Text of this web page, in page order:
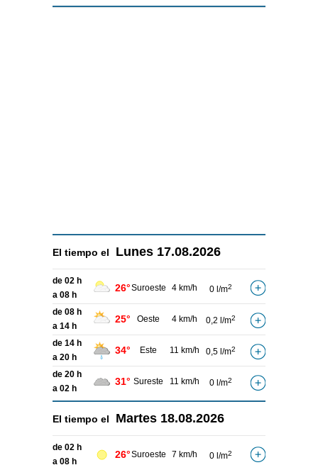
El tiempo el Lunes 17.08.2026
de 02 h
a 08 h
26°Suroeste 4 km/h 0 l/m2
de 08 h
a 14 h
25° Oeste 4 km/h 0,2 l/m2
de 14 h
a 20 h
34° Este 11 km/h 0,5 l/m2
de 20 h
a 02 h
31° Sureste 11 km/h 0 l/m2
El tiempo el Martes 18.08.2026
de 02 h
a 08 h
26°Suroeste 7 km/h 0 l/m2